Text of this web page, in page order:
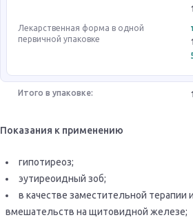
Лекарственная форма в одной
первичной упаковке
Итого в упаковке:
Показания к применению
гипотиреоз;
эутиреоидный зоб;
в качестве заместительной
вмешательств на щитовидной железе;